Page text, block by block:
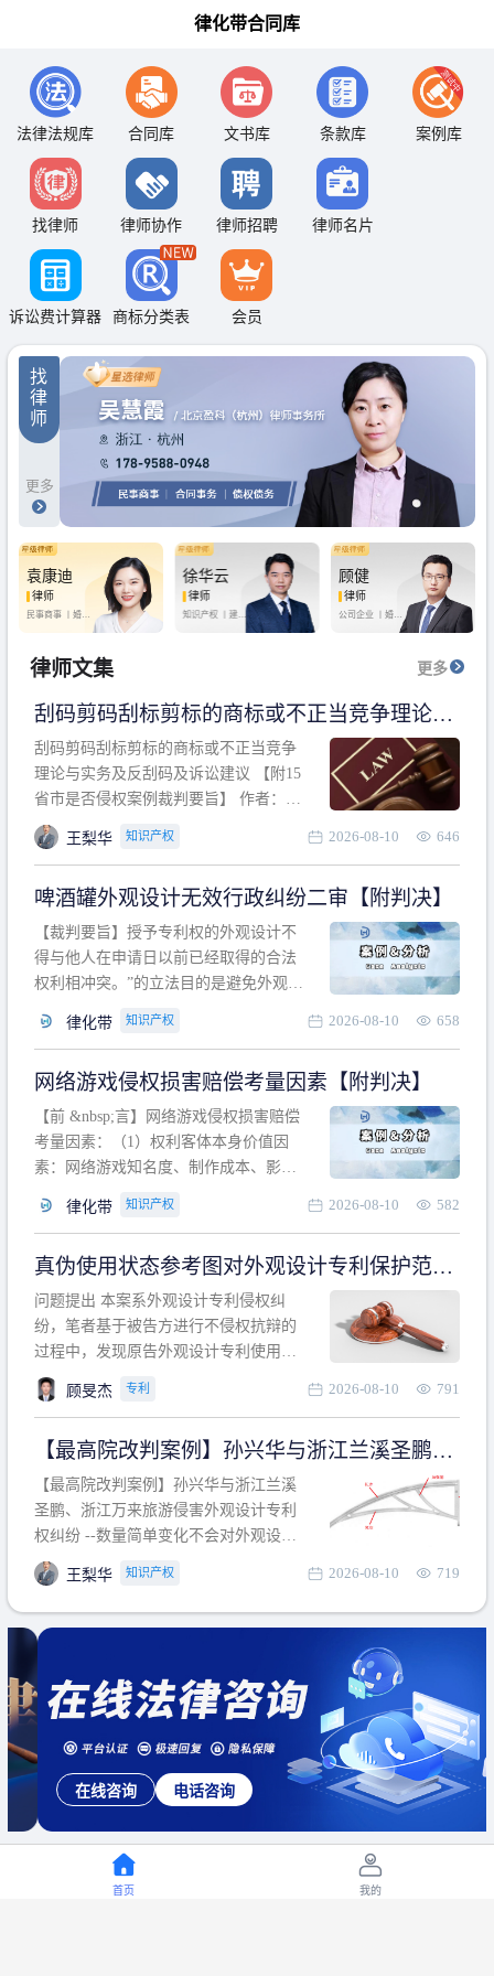
律化带合同库
法律法规库 合同库 文书库 条款库 案例库
找律师 律师协作 律师招聘 律师名片
诉讼费计算器 商标分类表 会员
找
律
师
更多
袁康迪
律师
民事商事 丨 婚姻
徐华云
律师
知识产权 丨 建设
顾健
律师
公司企业 丨婚姻
房产纠纷
律师文集 更多
刮码剪码刮标剪标的商标或不正当竞争理论与
实务及反刮码及诉讼建议 【附15省市是否侵权
案例裁判要旨】
刮码剪码刮标剪标的商标或不正当竞争
理论与实务及反刮码及诉讼建议 【附15
省市是否侵权案例裁判要旨】 作者：浙
江杭知桥律师事务所 王梨华 周靖超 【导
读】 第一部分：刮码剪码刮标剪标的商
诉讼建议 第二部分：15省市是否侵权案
例的裁判要旨 目录 第一部分、刮码剪码
刮
王梨华 知识产权 2026-08-10 646
啤酒罐外观设计无效行政纠纷二审【附判决】
【裁判要旨】授予专利权的外观设计不
得与他人在申请日以前已经取得的合法
权利相冲突。”的立法目的是避免外观设
冲突。基于此，凡是因该外观设计的实
于该款规定的规制范畴。“合法权利”不宜
作狭义解释，一般情况下，只要依法享
有的、在本专利申请日之
律化带 知识产权 2026-08-10 658
网络游戏侵权损害赔偿考量因素【附判决】
【前 &nbsp;言】网络游戏侵权损害赔偿
考量因素：（1）权利客体本身价值因
素：网络游戏知名度、制作成本、影响
利角度因素：被诉侵权游戏销售数量、
人数、活跃人数、市场占用率；（3）被
告主观因素：被告的主观恶意、是否明
知或应知、是否有
律化带 知识产权 2026-08-10 582
真伪使用状态参考图对外观设计专利保护范围
的影响
问题提出 本案系外观设计专利侵权纠
纷，笔者基于被告方进行不侵权抗辩的
过程中，发现原告外观设计专利使用状
态参考图中的外观设计与被告涉案商品
的视觉效果存在显著区别。故就使用状
保护范围确定进行了研究，将办案体会
与研究过程记录如下： 简要结论： 笔者
提出使用状态参考图应以
顾旻杰 专利 2026-08-10 791
【最高院改判案例】孙兴华与浙江兰溪圣鹏、
浙江万来旅游侵害外观设计专利权纠纷
【最高院改判案例】孙兴华与浙江兰溪
圣鹏、浙江万来旅游侵害外观设计专利
权纠纷 --数量简单变化不会对外观设计
产生视觉影响，及现有设计抗辩与专利
无效再审改判可以执行回转 【承办律
师】 王梨华 浙江杭知桥律师事务所 【案
由】 侵害外观设计专利权纠纷 【案号索
民再2
王梨华 知识产权 2026-08-10 719
在线咨询 电话咨询
首页 我的